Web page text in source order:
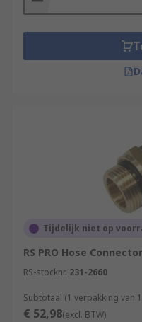
Tijdelijk niet op
RS PRO Hose
RS-stocknr. 231-2660
Subtotaal (1 verpakking van
€ 52,98(excl. BTW)